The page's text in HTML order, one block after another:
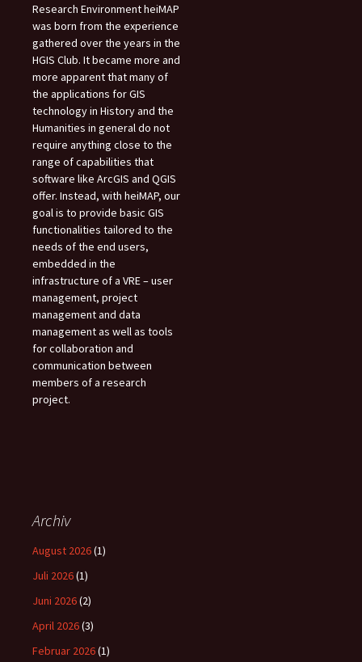
Research Environment heiMAP
was born from the experience
gathered over the years in the
HGIS Club. It became more and
more apparent that many of
the applications for GIS
technology in History and the
Humanities in general do not
require anything close to the
range of capabilities that
software like ArcGIS and QGIS
offer. Instead, with heiMAP, our
goal is to provide basic GIS
functionalities tailored to the
needs of the end users,
embedded in the
infrastructure of a VRE – user
management, project
management and data
management as well as tools
for collaboration and
communication between
members of a research
project.
Archiv
August 2026(1)
Juli 2026(1)
Juni 2026(2)
April 2026(3)
Februar 2026(1)